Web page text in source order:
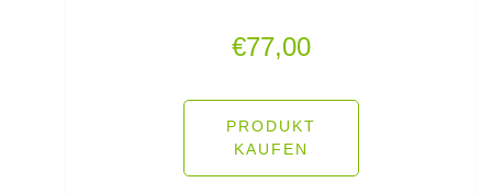
€77,00
PRODUKT
KAUFEN